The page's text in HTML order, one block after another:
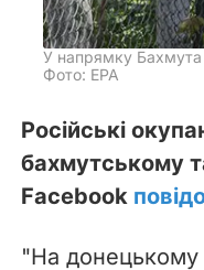
У напрямку Бахмута
Фото: ЕРА
Російські
бахмутському
Facebook
"На донецькому